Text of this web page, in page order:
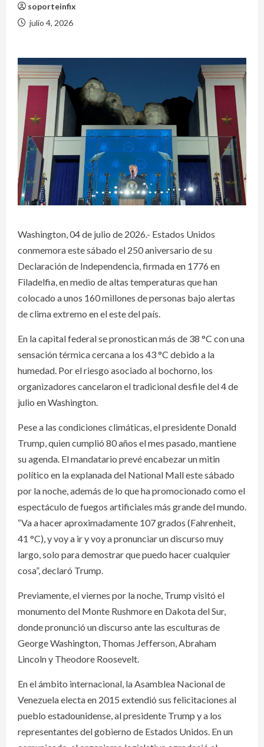
soporteinfix
julio 4, 2026
Washington, 04 de julio de 2026.- Estados Unidos
conmemora este sábado el 250 aniversario de su
Declaración de Independencia, firmada en 1776 en
Filadelfia, en medio de altas temperaturas que han
colocado a unos 160 millones de personas bajo alertas
de clima extremo en el este del país.
En la capital federal se pronostican más de 38 °C con una
sensación térmica cercana a los 43 °C debido a la
humedad. Por el riesgo asociado al bochorno, los
organizadores cancelaron el tradicional desfile del 4 de
julio en Washington.
Pese a las condiciones climáticas, el presidente Donald
Trump, quien cumplió 80 años el mes pasado, mantiene
su agenda. El mandatario prevé encabezar un mitin
político en la explanada del National Mall este sábado
por la noche, además de lo que ha promocionado como el
espectáculo de fuegos artificiales más grande del mundo.
“Va a hacer aproximadamente 107 grados (Fahrenheit,
41 °C), y voy a ir y voy a pronunciar un discurso muy
largo, solo para demostrar que puedo hacer cualquier
cosa”, declaró Trump.
Previamente, el viernes por la noche, Trump visitó el
monumento del Monte Rushmore en Dakota del Sur,
donde pronunció un discurso ante las esculturas de
George Washington, Thomas Jefferson, Abraham
Lincoln y Theodore Roosevelt.
En el ámbito internacional, la Asamblea Nacional de
Venezuela electa en 2015 extendió sus felicitaciones al
pueblo estadounidense, al presidente Trump y a los
representantes del gobierno de Estados Unidos. En un